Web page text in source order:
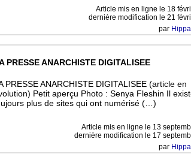
Article mis en ligne le 18
dernière modification le 21
par
PRESSE ANARCHISTE DIGITALISEE
PRESSE ANARCHISTE DIGITALISEE (article en
Petit aperçu Photo : Senya Fleshin Il
plus de sites qui ont numérisé (…)
Article mis en ligne le 13
dernière modification le 17
par